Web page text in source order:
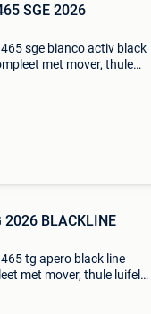
SGE 2026
sge bianco activ black
met mover, thule
BLACKLINE
tg apero black line
met mover, thule luifel